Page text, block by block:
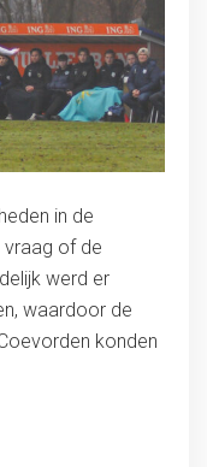
in de
vraag of de
werd er
waardoor de
konden